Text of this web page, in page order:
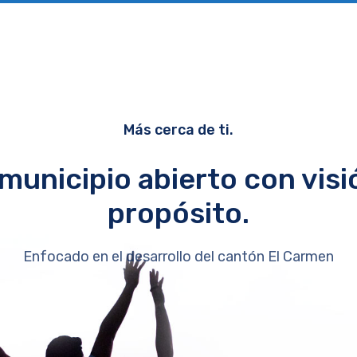
Más cerca de ti.
abierto con
propósito.
Enfocado en el desarrollo del cantón El Carmen